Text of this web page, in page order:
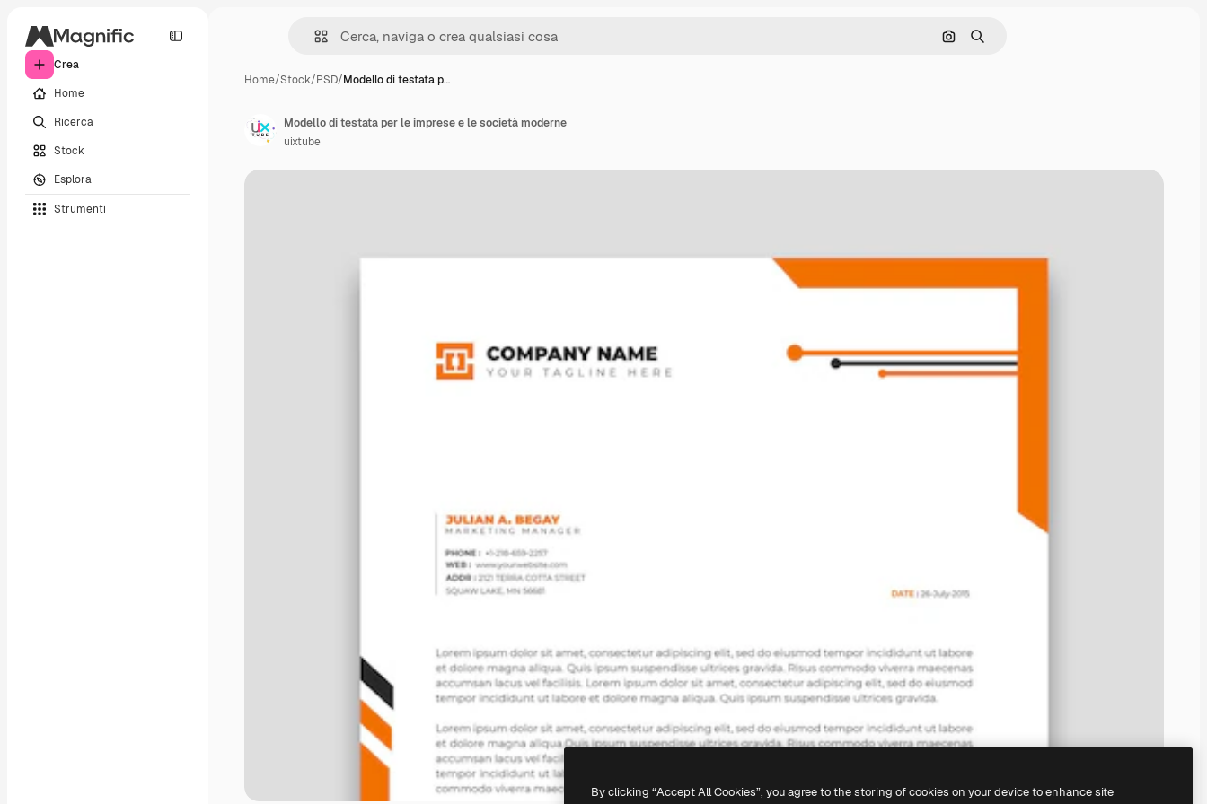
Crea
Home
Ricerca
Stock
Esplora
Strumenti
Cerca per immagine
Ricerca
Home/Stock/PSD/Modello di testata p…
Modello di testata per le imprese e le società moderne
uixtube
By clicking “Accept All Cookies”, you agree to the storing of cookies on your device to enhance site